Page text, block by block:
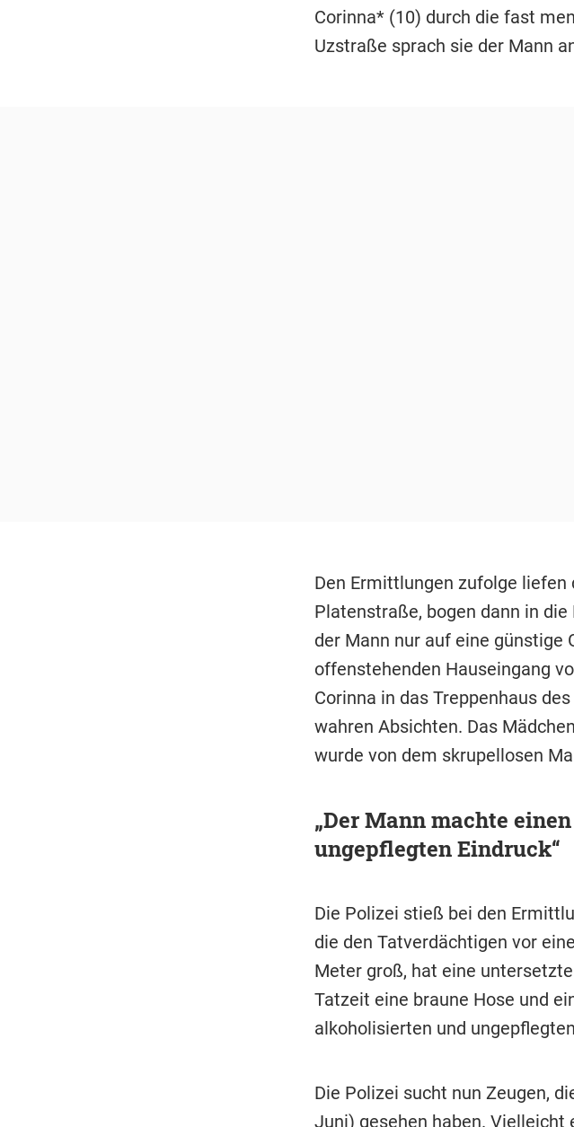
Corinna* (10) durch die fast
Uzstraße sprach sie der Mann
Den Ermittlungen zufolge
Platenstraße, bogen dann in
der Mann nur auf eine günstige
offenstehenden Hauseingang
Corinna in das Treppenhaus
wahren Absichten. Das
wurde von dem skrupellosen
„Der Mann machte
ungepflegten Eindruck“
Die Polizei stieß bei den
die den Tatverdächtigen vor
Meter groß, hat eine
Tatzeit eine braune Hose und
alkoholisierten und
Die Polizei sucht nun Zeugen,
Juni) gesehen haben. Vielleicht